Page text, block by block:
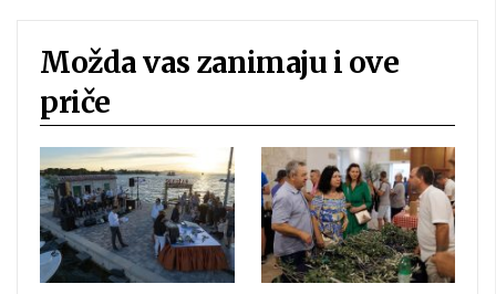
Možda vas zanimaju i ove
priče